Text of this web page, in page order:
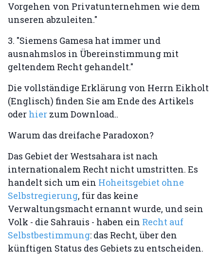
Vorgehen von Privatunternehmen wie dem
unseren abzuleiten."
3. "Siemens Gamesa hat immer und
ausnahmslos in Übereinstimmung mit
geltendem Recht gehandelt."
Die vollständige Erklärung von Herrn Eikholt
(Englisch) finden Sie am Ende des Artikels
oder hier zum Download..
Warum das dreifache Paradoxon?
Das Gebiet der Westsahara ist nach
internationalem Recht nicht umstritten. Es
handelt sich um ein Hoheitsgebiet ohne
Selbstregierung, für das keine
Verwaltungsmacht ernannt wurde, und sein
Volk - die Sahrauis - haben ein Recht auf
Selbstbestimmung: das Recht, über den
künftigen Status des Gebiets zu entscheiden.